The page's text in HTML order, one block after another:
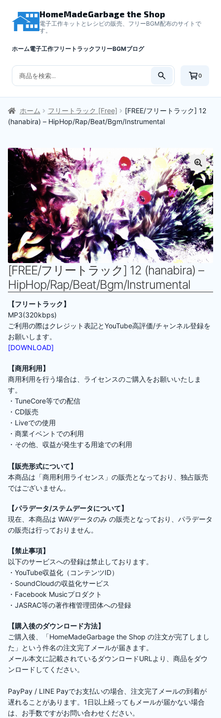
HomeMadeGarbage the Shop
電子工作キットとレシピの販売、フリーBGM配布のサイトで
す。
ホーム電子工作フリートラックフリーBGMブログ
商
検
索
0
ホーム フリートラック [Free]
[FREE/フリートラック] 12
(hanabira) – HipHop/Rap/Beat/Bgm/Instrumental
[FREE/フリートラック] 12 (hanabira) –
HipHop/Rap/Beat/Bgm/Instrumental
【フリートラック】
MP3(320kbps)
ご利用の際はクレジット表記とYouTube高評価/チャンネル登録を
お願いします。
[DOWNLOAD]
【商用利用】
商用利用を行う場合は、ライセンスのご購入をお願いいたしま
す。
・TuneCore等での配信
・CD販売
・Liveでの使用
・商業イベントでの利用
・その他、収益が発生する用途での利用
【販売形式について】
本商品は「商用利用ライセンス」の販売となっており、独占販売
ではございません。
【パラデータ/ステムデータについて】
現在、本商品は WAVデータのみ の販売となっており、パラデータ
の販売は行っておりません。
【禁止事項】
以下のサービスへの登録は禁止しております。
・YouTube収益化（コンテンツID）
・SoundCloudの収益化サービス
・Facebook Musicプロダクト
・JASRAC等の著作権管理団体への登録
【購入後のダウンロード方法】
ご購入後、「HomeMadeGarbage the Shop の注文が完了しまし
た」という件名の注文完了メールが届きます。
メール本文に記載されているダウンロードURLより、商品をダウ
ンロードしてください。
PayPay / LINE Payでお支払いの場合、注文完了メールの到着が
遅れることがあります。1日以上経ってもメールが届かない場合
は、お手数ですがお問い合わせください。